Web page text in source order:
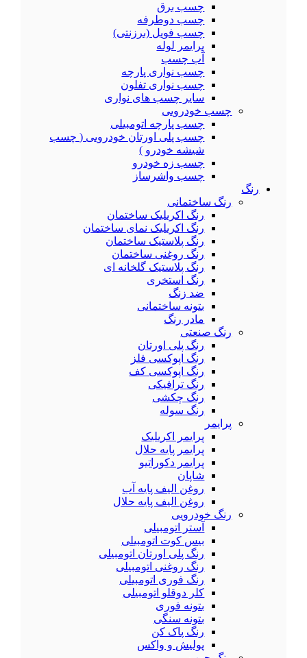
چسب برق
چسب دوطرفه
چسب فویل (برزنتی)
پرایمر لوله
آب چسب
چسب نواری پارچه
چسب نواری تفلون
سایر چسب های نواری
چسب خودرویی
چسب پارچه اتومبیلی
چسب پلی اورتان خودرویی ( چسب
شیشه خودرو )
چسب زه خودرو
چسب واشرساز
رنگ
رنگ ساختمانی
رنگ اکریلیک ساختمان
رنگ اکریلیک نمای ساختمان
رنگ پلاستیک ساختمان
رنگ روغنی ساختمان
رنگ پلاستیک گلخانه ای
رنگ استخری
ضد زنگ
بتونه ساختمانی
مادر رنگ
رنگ صنعتی
رنگ پلی اورتان
رنگ اپوکسی فلز
رنگ اپوکسی کف
رنگ ترافیکی
رنگ چکشی
رنگ سوله
پرایمر
پرایمر اکریلیک
پرایمر پایه حلال
پرایمر دکوراتیو
شاپان
روغن الیف پایه آب
روغن الیف پایه حلال
رنگ خودرویی
آستر اتومبیلی
بیس کوت اتومبیلی
رنگ پلی اورتان اتومبیلی
رنگ روغنی اتومبیلی
رنگ فوری اتومبیلی
کلر دوقلو اتومبیلی
بتونه فوری
بتونه سنگی
رنگ پاک کن
پولیش و واکس